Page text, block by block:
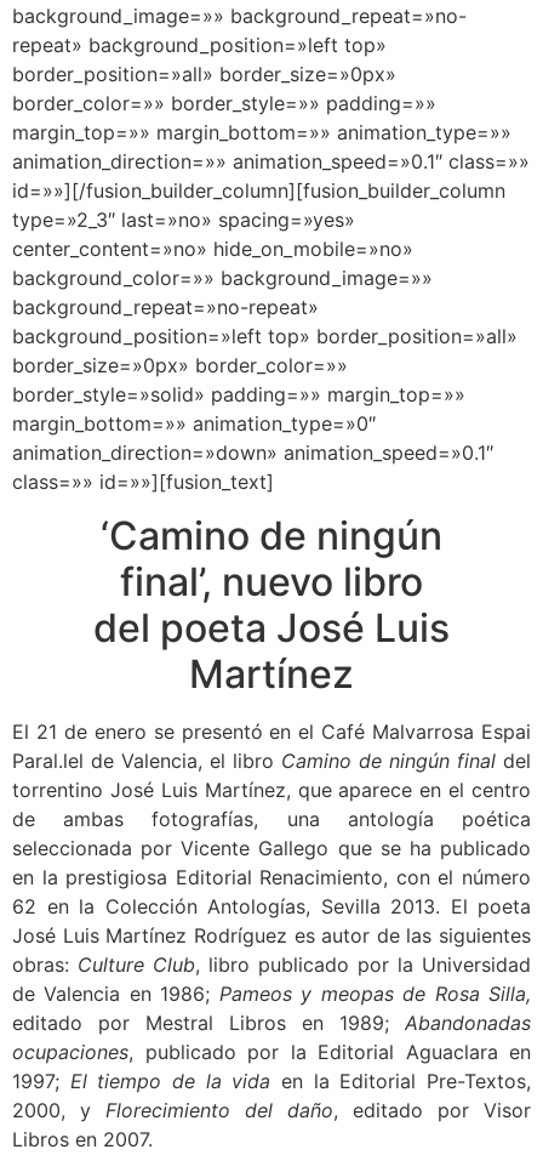
background_image=»» background_repeat=»no-
repeat» background_position=»left top»
border_position=»all» border_size=»0px»
border_color=»» border_style=»» padding=»»
margin_top=»» margin_bottom=»» animation_type=»»
animation_direction=»» animation_speed=»0.1″ class=»»
id=»»][/fusion_builder_column][fusion_builder_column
type=»2_3″ last=»no» spacing=»yes»
center_content=»no» hide_on_mobile=»no»
background_color=»» background_image=»»
background_repeat=»no-repeat»
background_position=»left top» border_position=»all»
border_size=»0px» border_color=»»
border_style=»solid» padding=»» margin_top=»»
margin_bottom=»» animation_type=»0″
animation_direction=»down» animation_speed=»0.1″
class=»» id=»»][fusion_text]
‘Camino de ningún
final’, nuevo libro
del poeta José Luis
Martínez
El 21 de enero se presentó en el Café Malvarrosa Espai
Paral.lel de Valencia, el libro Camino de ningún final del
torrentino José Luis Martínez, que aparece en el centro
de ambas fotografías, una antología poética
seleccionada por Vicente Gallego que se ha publicado
en la prestigiosa Editorial Renacimiento, con el número
62 en la Colección Antologías, Sevilla 2013. El poeta
José Luis Martínez Rodríguez es autor de las siguientes
obras: Culture Club, libro publicado por la Universidad
de Valencia en 1986; Pameos y meopas de Rosa Silla,
editado por Mestral Libros en 1989; Abandonadas
ocupaciones, publicado por la Editorial Aguaclara en
1997; El tiempo de la vida en la Editorial Pre-Textos,
2000, y Florecimiento del daño, editado por Visor
Libros en 2007.